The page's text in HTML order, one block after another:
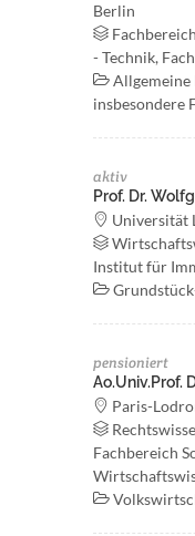
Berlin
- Technik,
insbesondere
aktiv
Prof. Dr.
Universität
Institut für
pensioniert
Ao.Univ.Prof.
Paris-
Fachbereich